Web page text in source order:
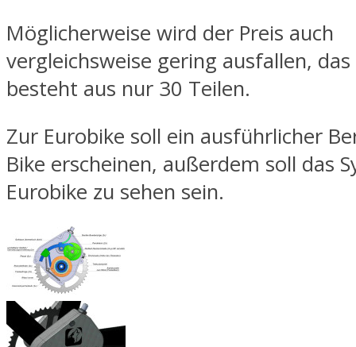
Möglicherweise wird der Preis auch
vergleichsweise gering ausfallen,
besteht aus nur 30 Teilen.
Zur Eurobike soll ein ausführlicher
Bike erscheinen, außerdem soll das
Eurobike zu sehen sein.